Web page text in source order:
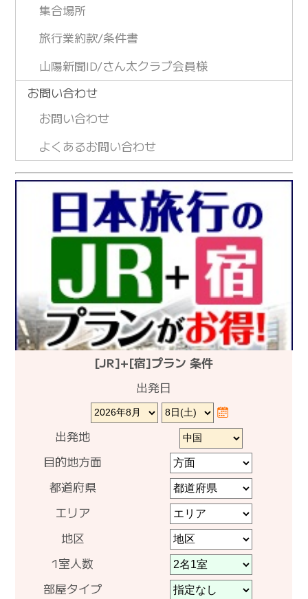
集合場所
旅行業約款/条件書
山陽新聞ID/さん太クラブ会員様
お問い合わせ
お問い合わせ
よくあるお問い合わせ
[JR]+[宿]プラン 条件
出発日
出発地
目的地方面
都道府県
エリア
地区
1室人数
部屋タイプ